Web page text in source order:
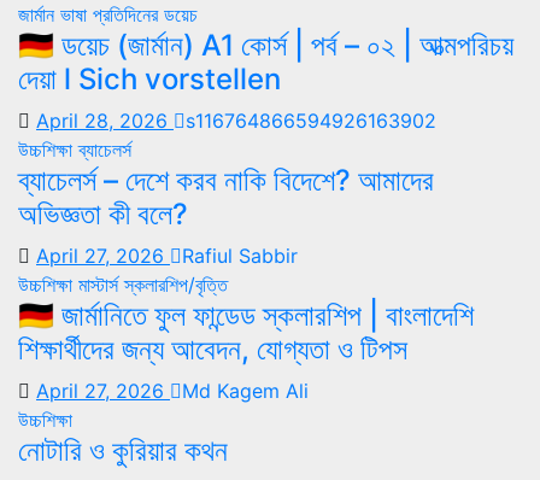
জার্মান ভাষা প্রতিদিনের ডয়েচ
🇩🇪 ডয়েচ (জার্মান) A1 কোর্স | পর্ব – ০২ | আত্মপরিচয়
দেয়া l Sich vorstellen
April 28, 2026
s116764866594926163902
উচ্চশিক্ষাব্যাচেলর্স
ব্যাচেলর্স – দেশে করব নাকি বিদেশে? আমাদের
অভিজ্ঞতা কী বলে?
April 27, 2026
Rafiul Sabbir
উচ্চশিক্ষা মাস্টার্সস্কলারশিপ/বৃত্তি
🇩🇪 জার্মানিতে ফুল ফান্ডেড স্কলারশিপ | বাংলাদেশি
শিক্ষার্থীদের জন্য আবেদন, যোগ্যতা ও টিপস
April 27, 2026
Md Kagem Ali
উচ্চশিক্ষা
নোটারি ও কুরিয়ার কথন